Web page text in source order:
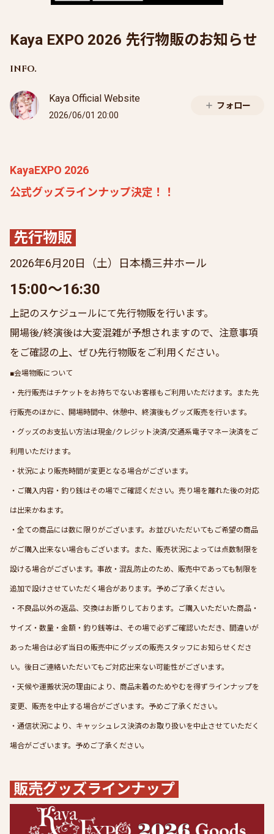
Kaya EXPO 2026 先行物販のお知らせ
INFO.
Kaya Official Website
2026/06/01 20:00
フォロー
KayaEXPO 2026
公式グッズラインナップ決定！！
先行物販
2026年6月20日（土）日本橋三井ホール
15:00〜16:30
上記のスケジュールにて先行物販を行います。
開場後/終演後は大変混雑が予想されますので、注意事項
をご確認の上、ぜひ先行物販をご利用ください。
■会場物販について
・先行販売はチケットをお持ちでないお客様もご利用いただけます。また先
行販売のほかに、開場時間中、休憩中、終演後もグッズ販売を行います。
・グッズのお支払い方法は現金/クレジット決済/交通系電子マネー決済をご
利用いただけます。
・状況により販売時間が変更となる場合がございます。
・ご購入内容・釣り銭はその場でご確認ください。売り場を離れた後の対応
は出来かねます。
・全ての商品には数に限りがございます。お並びいただいてもご希望の商品
がご購入出来ない場合もございます。また、販売状況によっては点数制限を
設ける場合がございます。事故・混乱防止のため、販売中であっても制限を
追加で設けさせていただく場合があります。予めご了承ください。
・不良品以外の返品、交換はお断りしております。ご購入いただいた商品・
サイズ・数量・金額・釣り銭等は、その場で必ずご確認いただき、間違いが
あった場合は必ず当日の販売中にグッズの販売スタッフにお知らせくださ
い。後日ご連絡いただいてもご対応出来ない可能性がございます。
・天候や運搬状況の理由により、商品未着のためやむを得ずラインナップを
変更、販売を中止する場合がございます。予めご了承ください。
・通信状況により、キャッシュレス決済のお取り扱いを中止させていただく
場合がございます。予めご了承ください。
販売グッズラインナップ